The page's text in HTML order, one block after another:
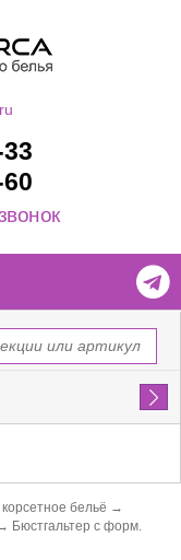
Найти
бельё →
Бюстгальтер с форм.